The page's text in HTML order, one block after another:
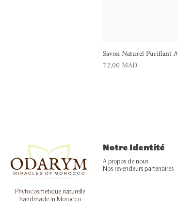
Savon Naturel Purifiant
Prix
72,00 MAD
Phytocosmetique naturelle
handmade in Morocco
Notre Identité
A propos de nous
Nos revendeurs partenaires